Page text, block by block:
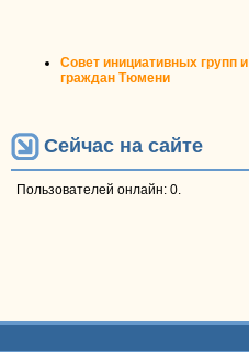
Совет инициативных групп и
граждан Тюмени
Сейчас на сайте
Пользователей онлайн: 0.